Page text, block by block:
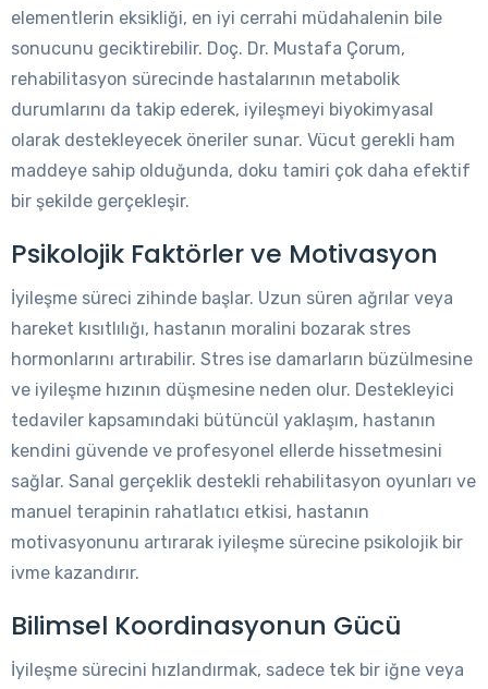
elementlerin eksikliği, en iyi cerrahi müdahalenin bile
sonucunu geciktirebilir. Doç. Dr. Mustafa Çorum,
rehabilitasyon sürecinde hastalarının metabolik
durumlarını da takip ederek, iyileşmeyi biyokimyasal
olarak destekleyecek öneriler sunar. Vücut gerekli ham
maddeye sahip olduğunda, doku tamiri çok daha efektif
bir şekilde gerçekleşir.
Psikolojik Faktörler ve Motivasyon
İyileşme süreci zihinde başlar. Uzun süren ağrılar veya
hareket kısıtlılığı, hastanın moralini bozarak stres
hormonlarını artırabilir. Stres ise damarların büzülmesine
ve iyileşme hızının düşmesine neden olur. Destekleyici
tedaviler kapsamındaki bütüncül yaklaşım, hastanın
kendini güvende ve profesyonel ellerde hissetmesini
sağlar. Sanal gerçeklik destekli rehabilitasyon oyunları ve
manuel terapinin rahatlatıcı etkisi, hastanın
motivasyonunu artırarak iyileşme sürecine psikolojik bir
ivme kazandırır.
Bilimsel Koordinasyonun Gücü
İyileşme sürecini hızlandırmak, sadece tek bir iğne veya